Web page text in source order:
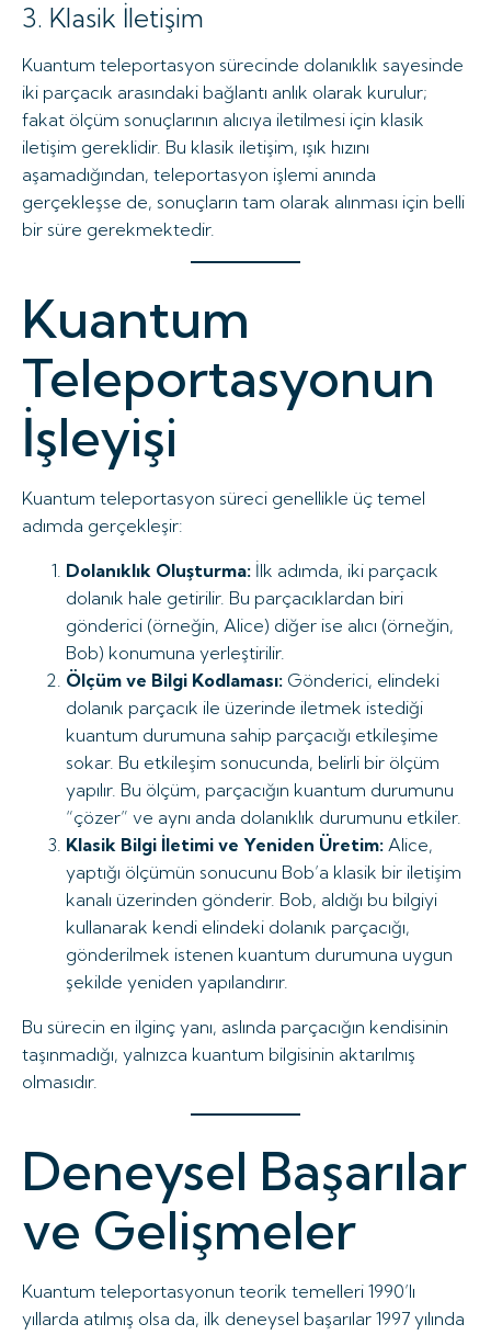
3. Klasik İletişim
Kuantum teleportasyon sürecinde dolanıklık sayesinde
iki parçacık arasındaki bağlantı anlık olarak kurulur;
fakat ölçüm sonuçlarının alıcıya iletilmesi için klasik
iletişim gereklidir. Bu klasik iletişim, ışık hızını
aşamadığından, teleportasyon işlemi anında
gerçekleşse de, sonuçların tam olarak alınması için belli
bir süre gerekmektedir.
Kuantum
Teleportasyonun
İşleyişi
Kuantum teleportasyon süreci genellikle üç temel
adımda gerçekleşir:
Dolanıklık Oluşturma: İlk adımda, iki parçacık
dolanık hale getirilir. Bu parçacıklardan biri
gönderici (örneğin, Alice) diğer ise alıcı (örneğin,
Bob) konumuna yerleştirilir.
Ölçüm ve Bilgi Kodlaması: Gönderici, elindeki
dolanık parçacık ile üzerinde iletmek istediği
kuantum durumuna sahip parçacığı etkileşime
sokar. Bu etkileşim sonucunda, belirli bir ölçüm
yapılır. Bu ölçüm, parçacığın kuantum durumunu
“çözer” ve aynı anda dolanıklık durumunu etkiler.
Klasik Bilgi İletimi ve Yeniden Üretim: Alice,
yaptığı ölçümün sonucunu Bob’a klasik bir iletişim
kanalı üzerinden gönderir. Bob, aldığı bu bilgiyi
kullanarak kendi elindeki dolanık parçacığı,
gönderilmek istenen kuantum durumuna uygun
şekilde yeniden yapılandırır.
Bu sürecin en ilginç yanı, aslında parçacığın kendisinin
taşınmadığı, yalnızca kuantum bilgisinin aktarılmış
olmasıdır.
Deneysel Başarılar
ve Gelişmeler
Kuantum teleportasyonun teorik temelleri 1990’lı
yıllarda atılmış olsa da, ilk deneysel başarılar 1997 yılında